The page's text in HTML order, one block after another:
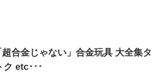
合金じゃない」合金玩具 大全集タ
ク etc･･･